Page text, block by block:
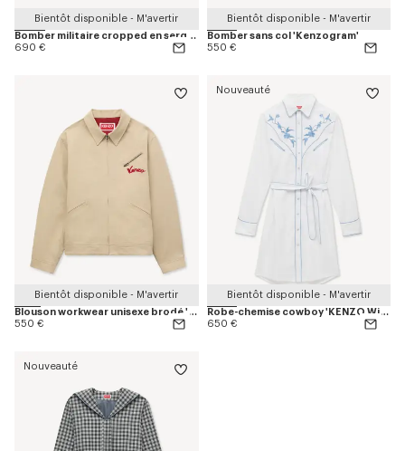
Bientôt disponible - M'avertir
Bomber militaire cropped en sergé de coton
690 €
Bientôt disponible - M'avertir
Bomber sans col 'Kenzogram'
550 €
Bientôt disponible - M'avertir
Blouson workwear unisexe brodé 'KENZO Varsity' en coton
550 €
Nouveauté
Bientôt disponible - M'avertir
Robe-chemise cowboy 'KENZO Wildflower' en coton seersucker
650 €
Nouveauté